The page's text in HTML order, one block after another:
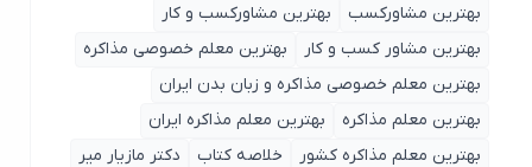
بهترین مشاورکسب
بهترین مشاورکسب و کار
بهترین مشاور کسب و کار
بهترین معلم خصوصی مذاکره
بهترین معلم خصوصی مذاکره و زبان بدن ایران
بهترین معلم مذاکره
بهترین معلم مذاکره ایران
بهترین معلم مذاکره کشور
خلاصه کتاب
دکتر مازیار میر